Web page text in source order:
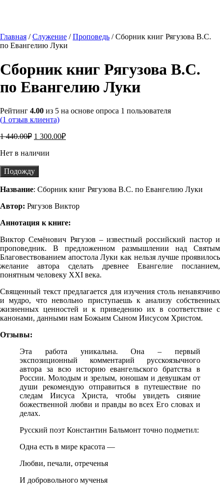
Главная /Служение /Проповедь / Сборник книг Рягузова В.С.
по Евангелию Луки
Сборник книг Рягузова В.С.
по Евангелию Луки
Рейтинг 4.00 из 5 на основе опроса 1 пользователя
(1 отзыв клиента)
1 440.00₽ Первоначальная
составляла
1 300.00₽Текущая
Нет в наличии
Подожду
Название: Сборник книг Рягузова В.С. по Евангелию Луки
Автор: Рягузов Виктор
Аннотация к книге:
Виктор Семёнович Рягузов – известный россий­ский пастор и
проповедник. В предложенном размышлении над Святым
Благовествованием апостола Луки как нельзя лучше проявилось
желание автора сделать древнее Евангелие посланием,
понятным человеку XXI века.
Священный текст предлагается для изучения столь ненавязчиво
и мудро, что невольно приступаешь к анали­зу собственных
жизненных ценностей и к приведению их в соответствие с
канонами, данными нам Божьим Сыном Иисусом Христом.
Отзывы:
Эта работа уникальна. Она – первый
экспозиционный комментарий русскоязычного
автора за всю историю евангельского братства в
России. Молодым и зрелым, юношам и девушкам от
души рекомендую отправиться в путешествие по
следам Иисуса Христа, чтобы увидеть сияние
божественной любви и правды во всех Его словах и
делах.
Русский поэт Константин Бальмонт точно подметил:
Одна есть в мире красота —
Любви, печали, отреченья
И добровольного мученья